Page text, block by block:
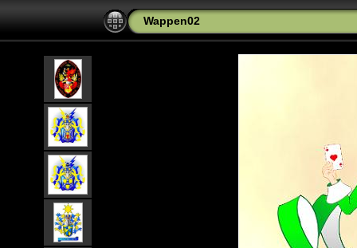
Wappen02